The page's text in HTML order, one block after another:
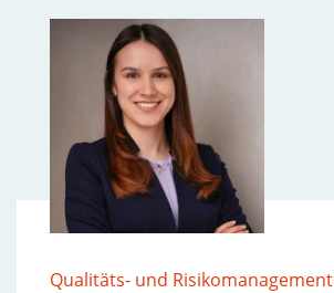
Qualitäts- und Risikomanagement